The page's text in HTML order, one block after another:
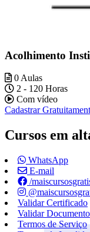
Acolhimento
0 Aulas
2 - 120 Horas
Com vídeo
Cadastrar
Cursos em
WhatsApp
E-mail
/
Validar Certificado
Validar Documento
Termos de Serviço